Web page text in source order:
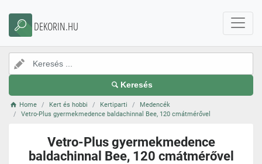
DEKORIN.HU
Keresés
Home Kert és hobbi Kertiparti
Medencék
Vetro-Plus gyermekmedence baldachinnal Bee, 120 cmátmérővel
Vetro-Plus gyermekmedence
baldachinnal Bee, 120 cmátmérővel